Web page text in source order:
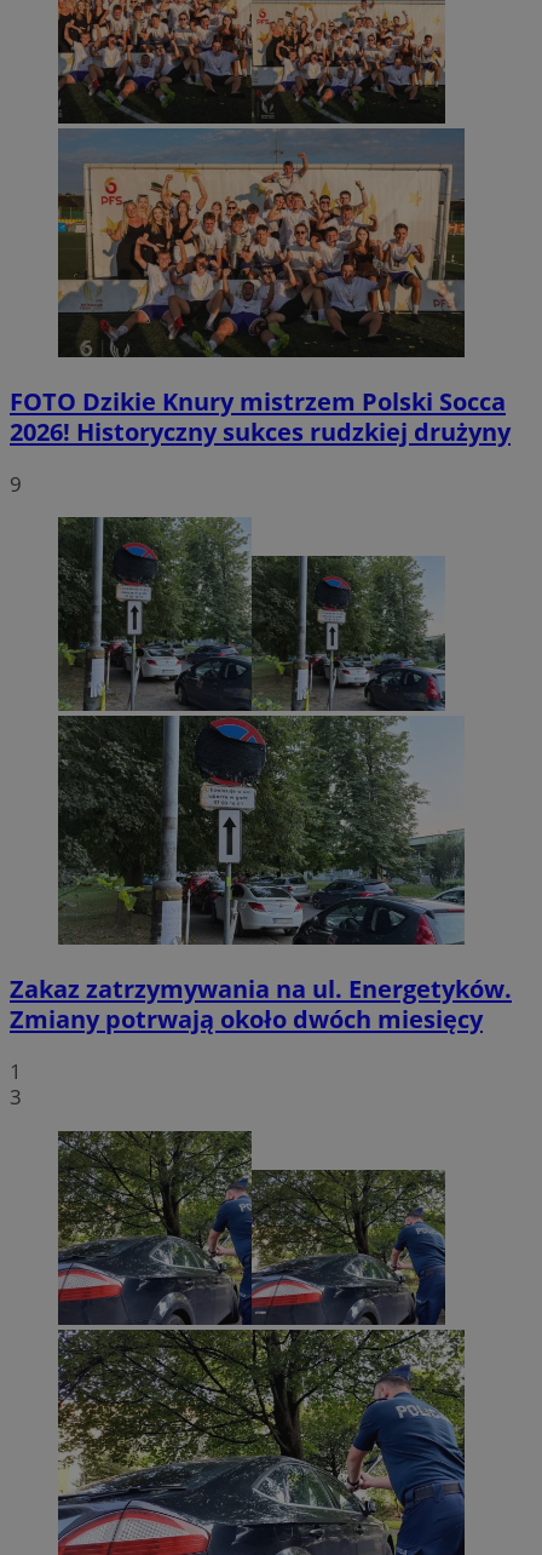
FOTO Dzikie Knury mistrzem Polski Socca
2026! Historyczny sukces rudzkiej drużyny
9
Zakaz zatrzymywania na ul. Energetyków.
Zmiany potrwają około dwóch miesięcy
1
3